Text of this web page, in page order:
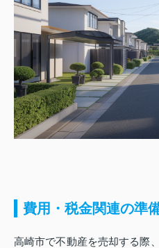
費用・税金関連の準
高崎市で不動産を売却する際